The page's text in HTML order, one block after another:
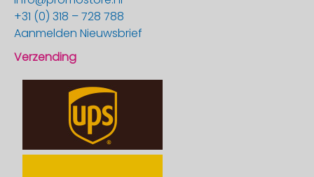
+31 (0) 318 – 728 788
Aanmelden Nieuwsbrief
Verzending